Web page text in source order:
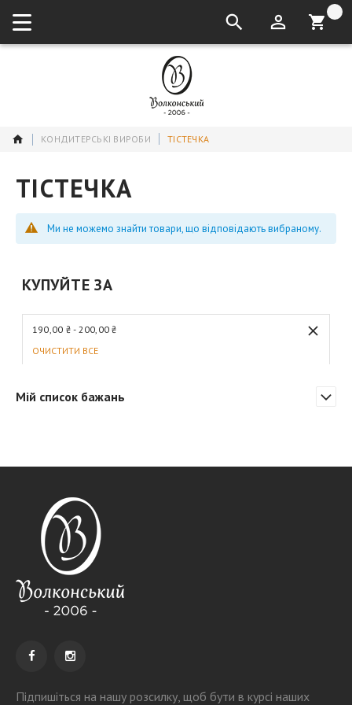
кошик:
КОНДИТЕРСЬКІ ВИРОБИ ТІСТЕЧКА
КУПУЙТЕ ЗА
190,00 ₴ - 200,00 ₴
ОЧИСТИТИ ВСЕ
Мій список бажань
ТІСТЕЧКА
Ми не можемо знайти товари, що відповідають вибраному.
Підпишіться на нашу розсилку, щоб бути в курсі наших